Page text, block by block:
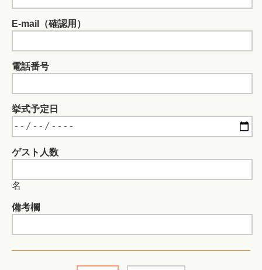
E-mail（確認用）
電話番号
挙式予定日
ゲスト人数
名
備考欄